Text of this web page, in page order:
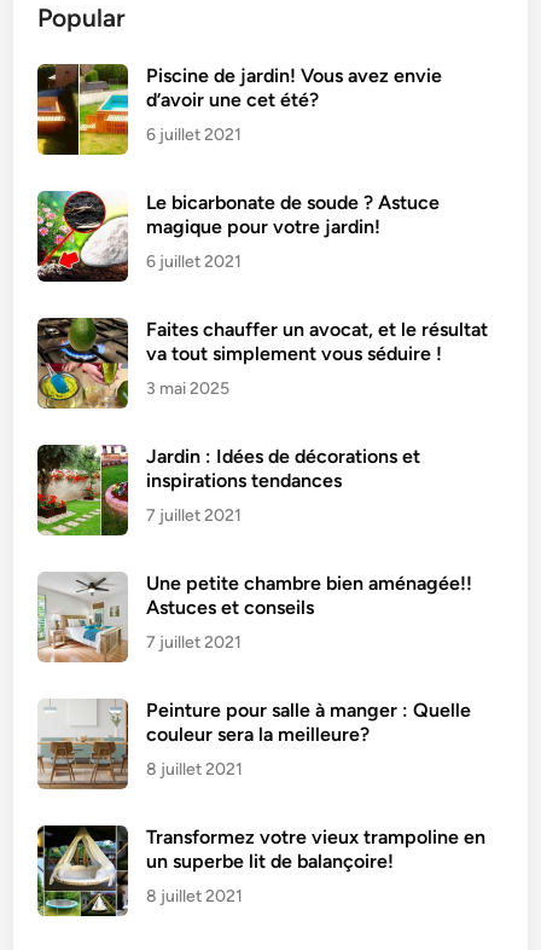
i
u
e
r
u
n
a
n
t
-
m
o
s
i
s
s
u
r
e
à
a
m
a
s
o
n
?
Popular
Piscine de jardin! Vous avez envie
d’avoir une cet été?
6 juillet 2021
Le bicarbonate de soude ? Astuce
magique pour votre jardin!
6 juillet 2021
Faites chauffer un avocat, et le résultat
va tout simplement vous séduire !
3 mai 2025
Jardin : Idées de décorations et
inspirations tendances
7 juillet 2021
Une petite chambre bien aménagée!!
Astuces et conseils
7 juillet 2021
Peinture pour salle à manger : Quelle
couleur sera la meilleure?
8 juillet 2021
Transformez votre vieux trampoline en
un superbe lit de balançoire!
8 juillet 2021